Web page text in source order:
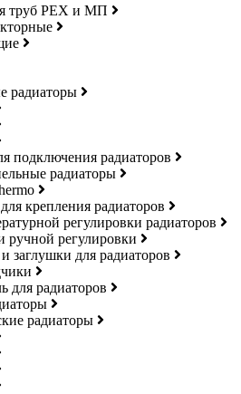
труб РЕХ и МП
радиаторы
подключения радиаторов
радиаторы
крепления радиаторов
регулировки радиаторов
ручной регулировки
заглушки для радиаторов
для радиаторов
радиаторы